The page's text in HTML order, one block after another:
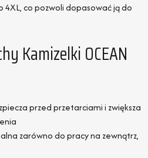
4XL, co pozwoli dopasować ją do
Kamizelki OCEAN
przed przetarciami i zwiększa
zarówno do pracy na zewnątrz,